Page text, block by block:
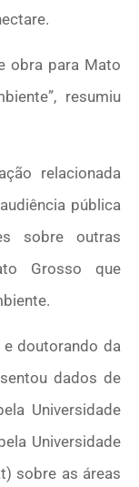
obra para Mato
resumiu
relacionada
pública
sobre outras
Grosso que
doutorando da
dados de
Universidade
Universidade
sobre as áreas